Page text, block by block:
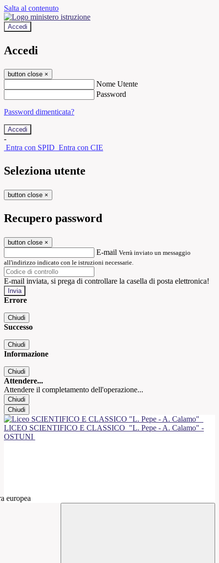
Salta al contenuto
Accedi
Accedi
button close ×
Nome Utente
Password
Password dimenticata?
-
Entra con SPID Entra con CIE
Seleziona utente
button close ×
Recupero password
button close ×
E-mail Verrà inviato un messaggio
all'indirizzo indicato con le istruzioni necessarie.
E-mail inviata, si prega di controllare la casella di posta elettronica!
Errore
Chiudi
Successo
Chiudi
Informazione
Chiudi
Attendere...
Attendere il completamento dell'operazione...
Chiudi
Chiudi
LICEO SCIENTIFICO E CLASSICO "L. Pepe - A. Calamo" -
OSTUNI